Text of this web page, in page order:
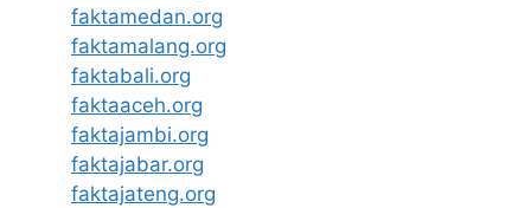
faktamedan.org
faktamalang.org
faktabali.org
faktaaceh.org
faktajambi.org
faktajabar.org
faktajateng.org